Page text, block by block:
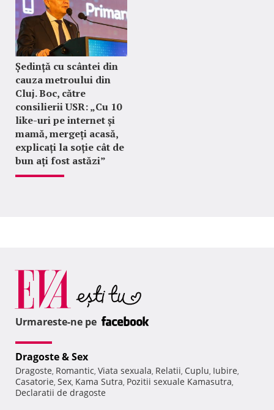
Ședință cu scântei din
cauza metroului din
Cluj. Boc, către
consilierii USR: „Cu 10
like-uri pe internet și
mamă, mergeți acasă,
explicați la soție cât de
bun ați fost astăzi”
Urmareste-ne pe
Dragoste & Sex
Dragoste, Romantic, Viata sexuala, Relatii, Cuplu, Iubire,
Casatorie, Sex, Kama Sutra, Pozitii sexuale Kamasutra,
Declaratii de dragoste